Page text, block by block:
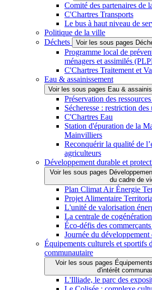
Comité des partenaires de
C'Chartres Transports
Le bus à haut niveau de
Politique de la ville
Déchets
Voir les sous pages
Programme local de
ménagers et assimilés
C'Chartres Traitement et
Eau & assainissement
Voir les sous pages Eau &
Préservation des
Sécheresse : restriction des
C'Chartres Eau
Station d'épuration de la
Mainvilliers
Reconquérir la qualité de
agriculteurs
Développement durable et
Voir les sous pages
du cadre de
Plan Climat Air Énergie
Projet Alimentaire
L'unité de valorisation
La centrale de
Éco-défis des
Journée du développement
Équipements culturels et sportifs
communautaire
Voir les sous pages
d'intérêt
L'Illiade, le parc des